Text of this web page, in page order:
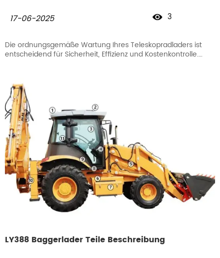
17-06-2025
 3
Die ordnungsgemäße Wartung Ihres Teleskopradladers ist
entscheidend für Sicherheit, Effizienz und Kostenkontrolle.
LY388 Baggerlader Teile Beschreibung